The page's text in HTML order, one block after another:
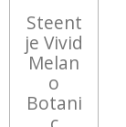
Steent
je Vivid
Melan
o
Botani